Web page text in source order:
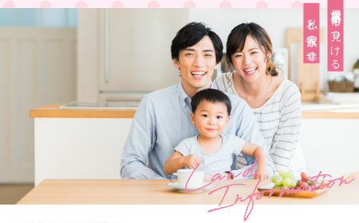
愛媛県西条市で見つける
私と家族の幸せ